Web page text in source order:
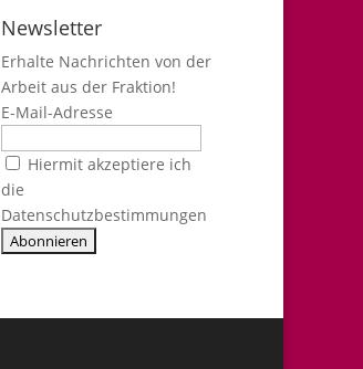
Newsletter
Erhalte Nachrichten von der
Arbeit aus der Fraktion!
E-Mail-Adresse
Hiermit akzeptiere ich
die
Datenschutzbestimmungen